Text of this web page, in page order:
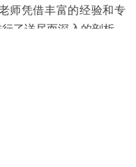
师凭借丰富的经验和专
了详尽而深入的剖析，